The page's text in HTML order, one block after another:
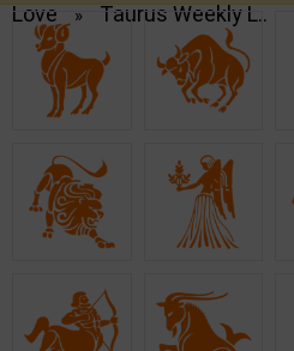
Love
» Taurus Weekly L..